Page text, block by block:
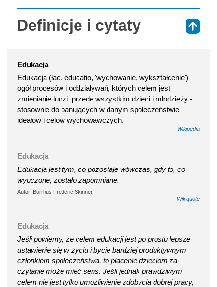
Definicje i cytaty
Edukacja
Edukacja (łac. educatio, 'wychowanie, wykształcenie') –
ogół procesów i oddziaływań, których celem jest
zmienianie ludzi, przede wszystkim dzieci i młodzieży -
stosownie do panujących w danym społeczeństwie
ideałów i celów wychowawczych.
Wikipedia
Edukacja
Edukacja jest tym, co pozostaje wówczas, gdy to, co
wyuczone, zostało zapomniane.
Autor: Burrhus Frederic Skinner
Wikiquote
Edukacja
Jeśli powiemy, że celem edukacji jest po prostu lepsze
ustawienie się w życiu i bycie bardziej produktywnym
członkiem społeczeństwa, to płacenie dzieciom za
czytanie może mieć sens. Jeśli jednak prawdziwym
celem nie jest tylko umożliwienie zdobycia dobrej pracy,